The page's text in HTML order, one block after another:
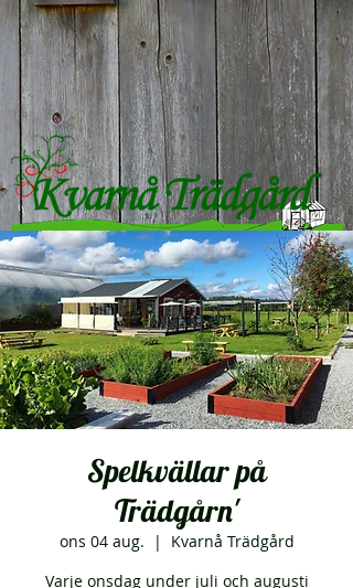
Spelkvällar på
Trädgårn'
ons 04 aug.
  |
Kvarnå Trädgård
Varje onsdag under juli och augusti